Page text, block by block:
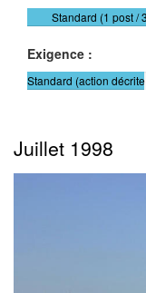
Standard (1 post /
Exigence :
Standard (action
Juillet 1998